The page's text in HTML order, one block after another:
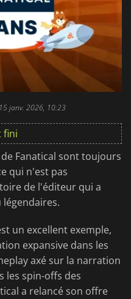
15 janv. 2026, 10:23
fini
Fanatical sont toujours
qui n'est pas
de l'éditeur qui a
un excellent exemple,
expansive dans les
axé sur la narration
les spin-offs des
a relancé son offre